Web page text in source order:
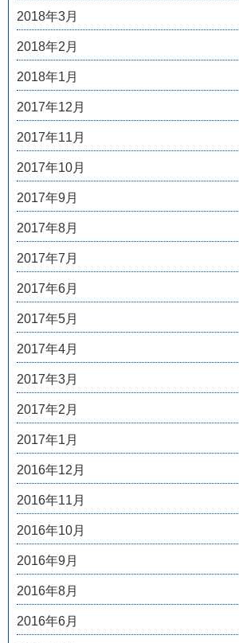
2018年3月
2018年2月
2018年1月
2017年12月
2017年11月
2017年10月
2017年9月
2017年8月
2017年7月
2017年6月
2017年5月
2017年4月
2017年3月
2017年2月
2017年1月
2016年12月
2016年11月
2016年10月
2016年9月
2016年8月
2016年6月